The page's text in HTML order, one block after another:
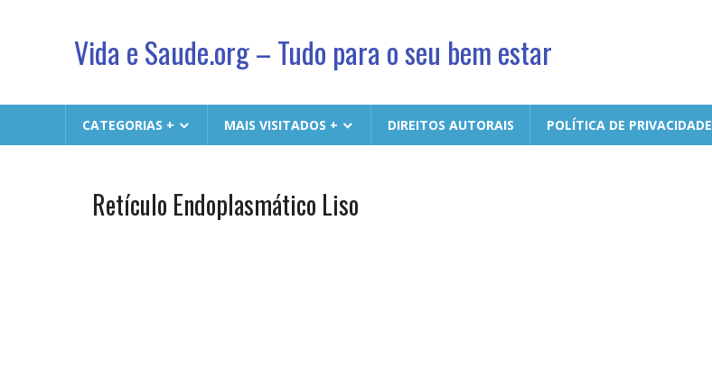
Vida e Saude.org – Tudo para o seu bem estar
novo
CATEGORIAS + MAIS VISITADOS + DIREITOS AUTORAIS POLÍTICA DE PRIVACIDADE
Biologia
& Vida
Retículo Endoplasmático Liso